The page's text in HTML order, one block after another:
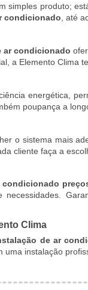
simples produto;
condicionado , até
ar condicionado
a Elemento Clima
energética,
poupança a
o sistema mais
cliente faça a
condicionado
Clima
de ar
instalação